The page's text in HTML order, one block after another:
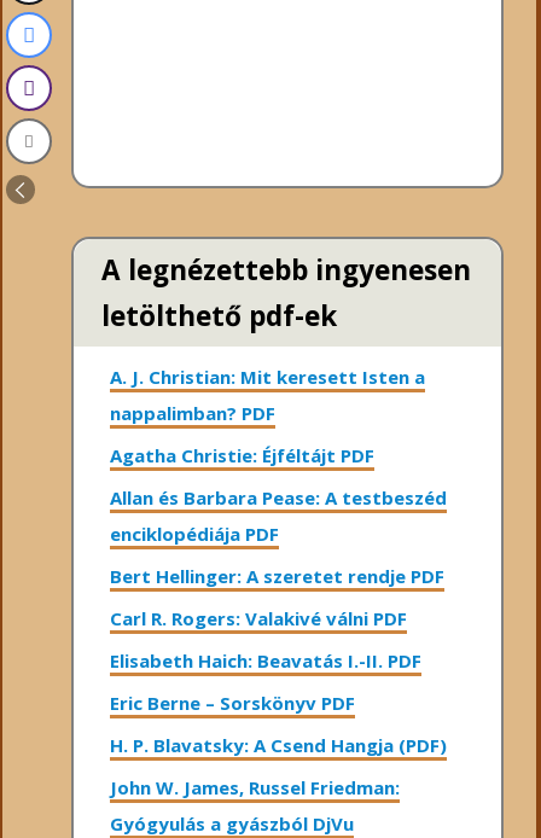
A legnézettebb ingyenesen
letölthető pdf-ek
A. J. Christian: Mit keresett Isten a
nappalimban? PDF
Agatha Christie: Éjféltájt PDF
Allan és Barbara Pease: A testbeszéd
enciklopédiája PDF
Bert Hellinger: A ​szeretet rendje PDF
Carl R. Rogers: Valakivé válni PDF
Elisabeth Haich: Beavatás I.-II. PDF
Eric Berne – Sorskönyv PDF
H. P. Blavatsky: A Csend Hangja (PDF)
John W. James, Russel Friedman:
Gyógyulás a gyászból DjVu